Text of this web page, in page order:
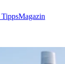
Magazin